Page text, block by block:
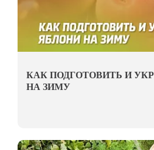
КАК ПОДГОТОВИТЬ И
НА ЗИМУ